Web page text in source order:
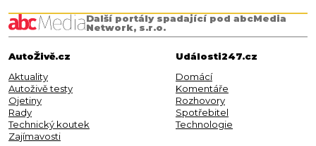
Další portály spadající pod abcMedia
Network, s.r.o.
AutoŽivě.cz
Aktuality
Autoživě testy
Ojetiny
Rady
Technický koutek
Zajímavosti
Události247.cz
Domácí
Komentáře
Rozhovory
Spotřebitel
Technologie